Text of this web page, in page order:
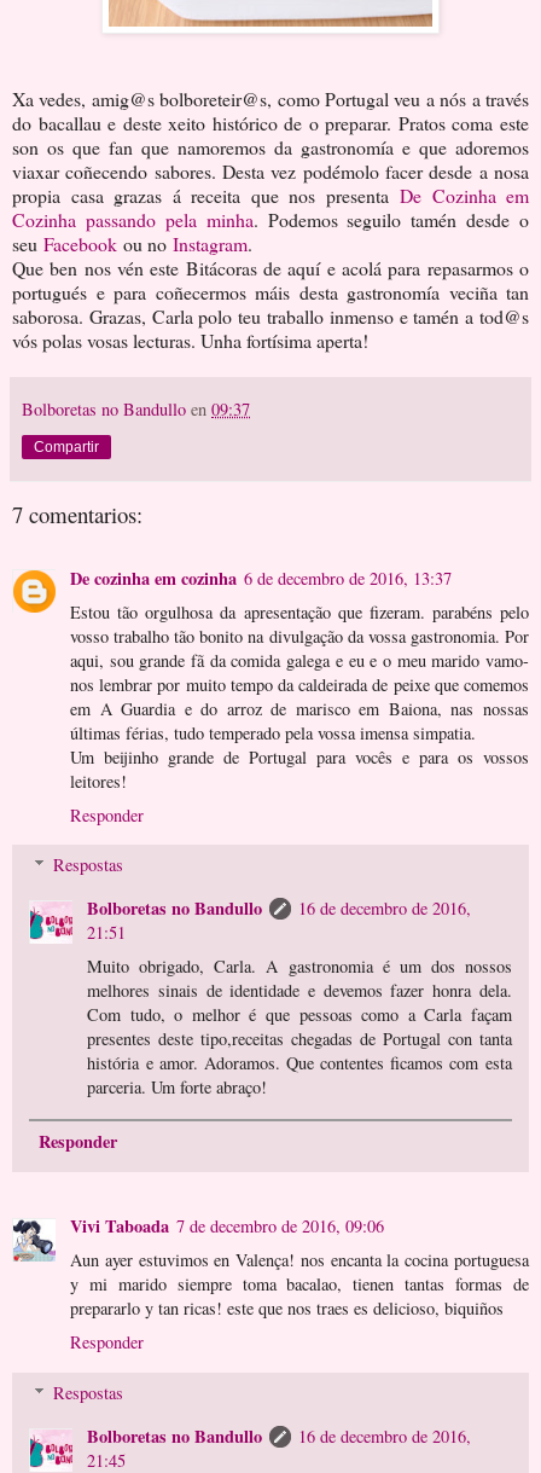
Xa vedes, amig@s bolboreteir@s, como Portugal veu a nós a través
do bacallau e deste xeito histórico de o preparar. Pratos coma este
son os que fan que namoremos da gastronomía e que adoremos
viaxar coñecendo sabores. Desta vez podémolo facer desde a nosa
propia casa grazas á receita que nos presenta De Cozinha em
Cozinha passando pela minha. Podemos seguilo tamén desde o
seu Facebook ou no Instagram.
Que ben nos vén este Bitácoras de aquí e acolá para repasarmos o
portugués e para coñecermos máis desta gastronomía veciña tan
saborosa. Grazas, Carla polo teu traballo inmenso e tamén a tod@s
vós polas vosas lecturas. Unha fortísima aperta!
Bolboretas no Bandullo en 09:37
Compartir
7 comentarios:
De cozinha em cozinha 6 de decembro de 2016, 13:37
Estou tão orgulhosa da apresentação que fizeram. parabéns pelo
vosso trabalho tão bonito na divulgação da vossa gastronomia. Por
aqui, sou grande fã da comida galega e eu e o meu marido vamo-
nos lembrar por muito tempo da caldeirada de peixe que comemos
em A Guardia e do arroz de marisco em Baiona, nas nossas
últimas férias, tudo temperado pela vossa imensa simpatia.
Um beijinho grande de Portugal para vocês e para os vossos
leitores!
Responder
Respostas
Bolboretas no Bandullo
16 de decembro de 2016,
21:51
Muito obrigado, Carla. A gastronomia é um dos nossos
melhores sinais de identidade e devemos fazer honra dela.
Com tudo, o melhor é que pessoas como a Carla façam
presentes deste tipo,receitas chegadas de Portugal con tanta
história e amor. Adoramos. Que contentes ficamos com esta
parceria. Um forte abraço!
Responder
Vivi Taboada 7 de decembro de 2016, 09:06
Aun ayer estuvimos en Valença! nos encanta la cocina portuguesa
y mi marido siempre toma bacalao, tienen tantas formas de
prepararlo y tan ricas! este que nos traes es delicioso, biquiños
Responder
Respostas
Bolboretas no Bandullo
16 de decembro de 2016,
21:45